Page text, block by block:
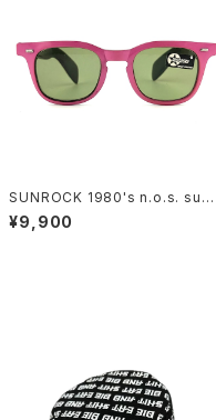
SUNROCK 1980's n.o.s. sung
lasses- Pink/Black frame x g
reen lens
¥9,900